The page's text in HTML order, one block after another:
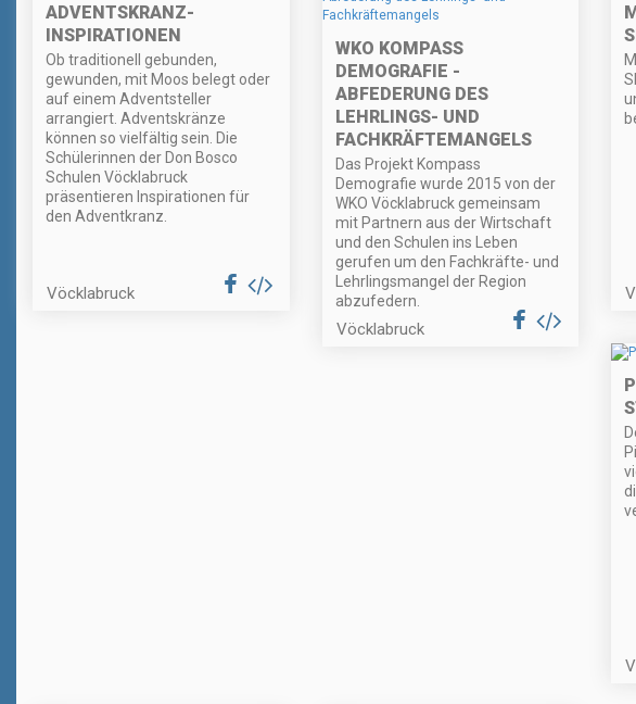
ADVENTSKRANZ-
INSPIRATIONEN
Ob traditionell gebunden,
gewunden, mit Moos belegt oder
auf einem Adventsteller
arrangiert. Adventskränze
können so vielfältig sein. Die
Schülerinnen der Don Bosco
Schulen Vöcklabruck
präsentieren Inspirationen für
den Adventkranz.
Vöcklabruck
WKO KOMPASS
DEMOGRAFIE -
ABFEDERUNG DES
LEHRLINGS- UND
FACHKRÄFTEMANGELS
Das Projekt Kompass
Demografie wurde 2015 von der
WKO Vöcklabruck gemeinsam
mit Partnern aus der Wirtschaft
und den Schulen ins Leben
gerufen um den Fachkräfte- und
Lehrlingsmangel der Region
abzufedern.
Vöcklabruck